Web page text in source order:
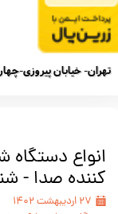
انواع دستگاه
کننده صدا -
۲۷ اردیبهشت ۱۴۰۲